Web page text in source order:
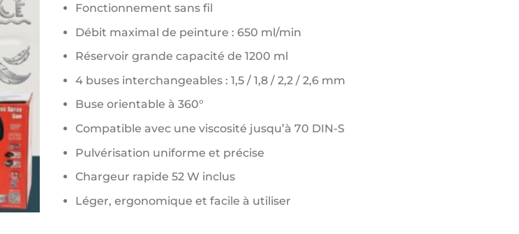
Fonctionnement sans fil
Débit maximal de peinture : 650 ml/min
Réservoir grande capacité de 1200 ml
4 buses interchangeables : 1,5 / 1,8 / 2,2 / 2,6 mm
Buse orientable à 360°
Compatible avec une viscosité jusqu’à 70 DIN-S
Pulvérisation uniforme et précise
Chargeur rapide 52 W inclus
Léger, ergonomique et facile à utiliser